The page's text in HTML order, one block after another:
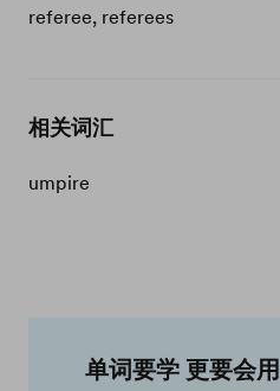
referee, referees
相关词汇
umpire
单词要学 更要会用